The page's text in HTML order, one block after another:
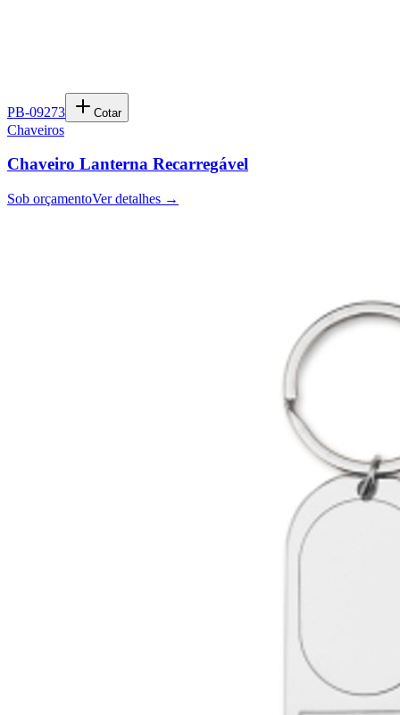
PB-09273 Cotar
Chaveiros
Chaveiro Lanterna Recarregável
Sob orçamentoVer detalhes →